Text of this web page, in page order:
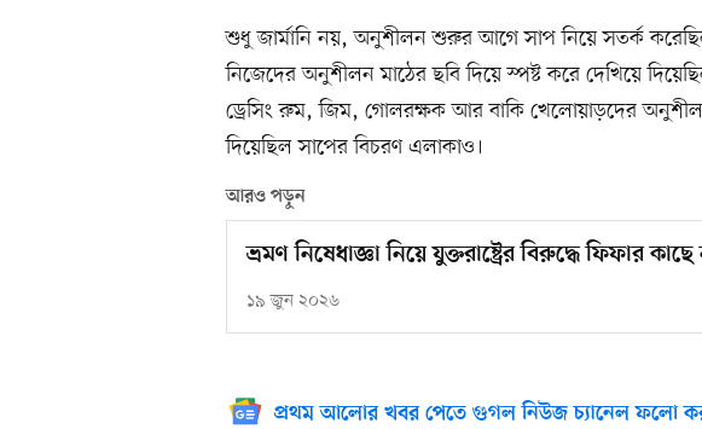
শুধু জার্মানি নয়, অনুশীলন শুরুর আগে সাপ নিয়ে সতর্ক
নিজেদের অনুশীলন মাঠের ছবি দিয়ে স্পষ্ট করে দেখিয়ে
ড্রেসিং রুম, জিম, গোলরক্ষক আর বাকি খেলোয়াড়দের
দিয়েছিল সাপের বিচরণ এলাকাও।
আরও পড়ুন
ভ্রমণ নিষেধাজ্ঞা নিয়ে যুক্তরাষ্ট্রের বিরুদ্ধে ফিফার
১৯ জুন ২০২৬
প্রথম আলোর খবর পেতে গুগল নিউজ চ্যানেল ফলো